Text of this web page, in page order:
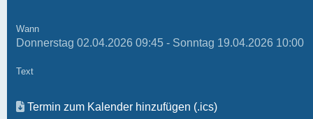
Wann
Donnerstag 02.04.2026 09:45 - Sonntag 19.04.2026 10:00
Text
Termin zum Kalender hinzufügen (.ics)